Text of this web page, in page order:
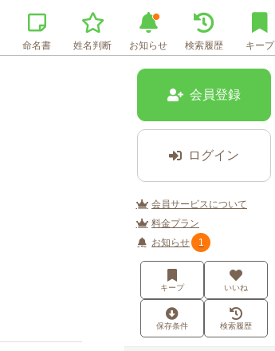
命名書 姓名判断 お知らせ 検索履歴 キープ
会員登録
ログイン
会員サービスについて
料金プラン
お知らせ
1
キープ いいね
保存条件 検索履歴